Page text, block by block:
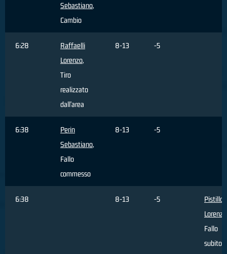
Sebastiano,
Cambio
6:28
Raffaelli
Lorenzo,
Tiro
realizzato
dall'area
8-13 -5
6:38
Perin
Sebastiano,
Fallo
commesso
8-13 -5
6:38 8-13 -5
Pistillo
Lorenzo
Fallo
subito